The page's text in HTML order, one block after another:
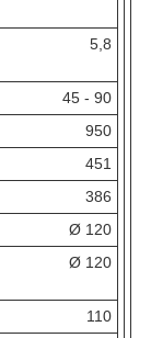
5,8
45 - 90
950
451
386
Ø 120
Ø 120
110